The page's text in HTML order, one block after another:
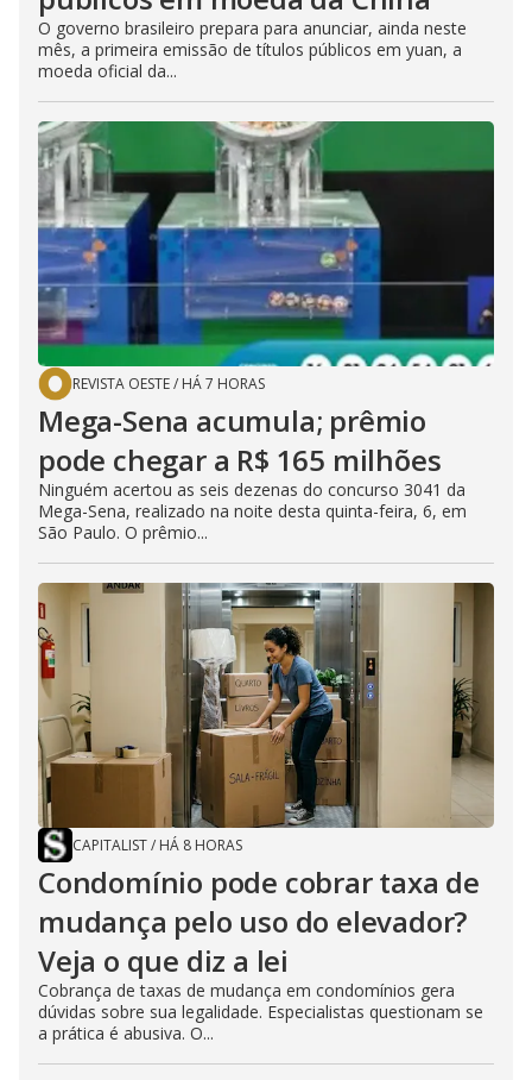
O governo brasileiro prepara para anunciar, ainda neste
mês, a primeira emissão de títulos públicos em yuan, a
moeda oficial da...
REVISTA OESTE/ HÁ 7 HORAS
Mega-Sena acumula; prêmio
pode chegar a R$ 165 milhões
Ninguém acertou as seis dezenas do concurso 3041 da
Mega-Sena, realizado na noite desta quinta-feira, 6, em
São Paulo. O prêmio...
CAPITALIST/ HÁ 8 HORAS
Condomínio pode cobrar taxa de
mudança pelo uso do elevador?
Veja o que diz a lei
Cobrança de taxas de mudança em condomínios gera
dúvidas sobre sua legalidade. Especialistas questionam se
a prática é abusiva. O...